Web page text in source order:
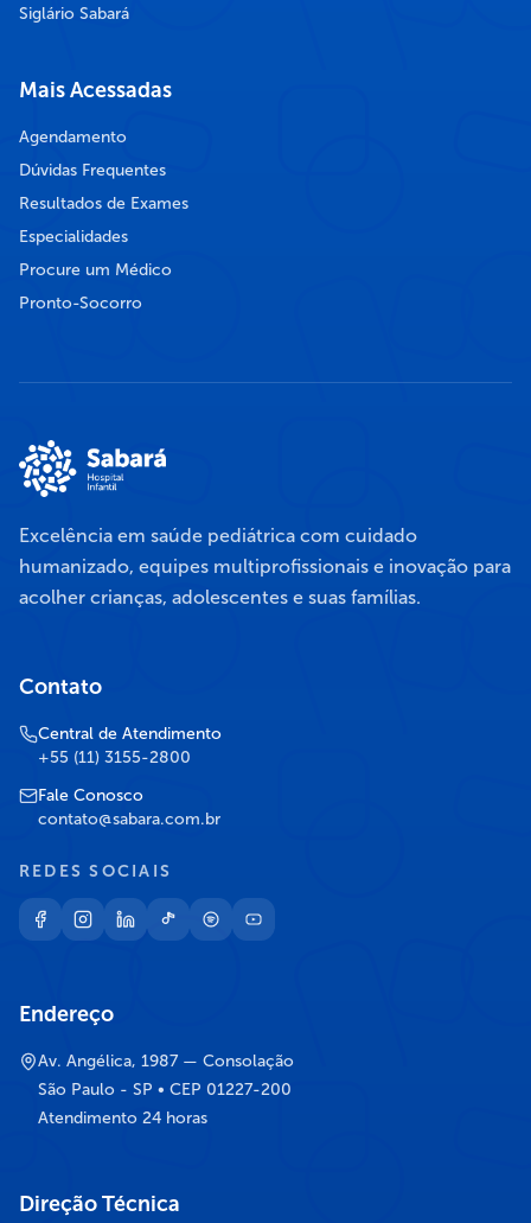
Siglário Sabará
Mais Acessadas
Agendamento
Dúvidas Frequentes
Resultados de Exames
Especialidades
Procure um Médico
Pronto-Socorro
Excelência em saúde pediátrica com cuidado
humanizado, equipes multiprofissionais e inovação para
acolher crianças, adolescentes e suas famílias.
Contato
Central de Atendimento
+55 (11) 3155-2800
Fale Conosco
contato@sabara.com.br
REDES SOCIAIS
Endereço
Av. Angélica, 1987 — Consolação
São Paulo - SP • CEP 01227-200
Atendimento 24 horas
Direção Técnica